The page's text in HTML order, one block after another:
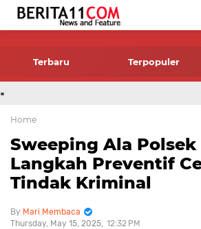
Terbaru Terpopuler
.
Home
Sweeping Ala Polsek
Langkah Preventif
Tindak Kriminal
Mari Membaca
Thursday, May 15, 2025 12:32 PM